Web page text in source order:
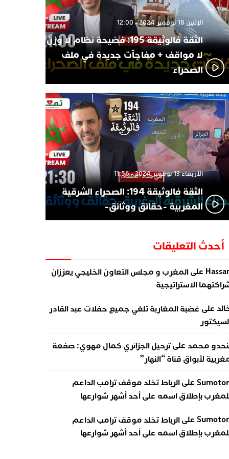
الإثنين 18 نوفمبر 2024 - 12:00
الثقة فالوثيقة 195: فضيحة نظام لا وزن
لا مواقف + مفاجآت جديدة في ملف
الصحراء
الأربعاء 13 نوفمبر 2024 - 11:56
الثقة فالوثيقة 194: الصحراء الشرقية
المغربية -حقائق ووثائق-
أحدث التعليقات
علىالمغرب و مجلس التعاون الخليجي يعززان
الاستراتيجية
على غضبة المغاربة تلغي جميع حفلات عبد القادر
محمد علىترحيل الجزائري كمال مهوي: صفعة
لأبواق قناة “النهار”
علىالرباط تخلد موقف ترامب الداعم
بإطلاق اسمه على أحد أشهر شوارعها
علىالرباط تخلد موقف ترامب الداعم
بإطلاق اسمه على أحد أشهر شوارعها